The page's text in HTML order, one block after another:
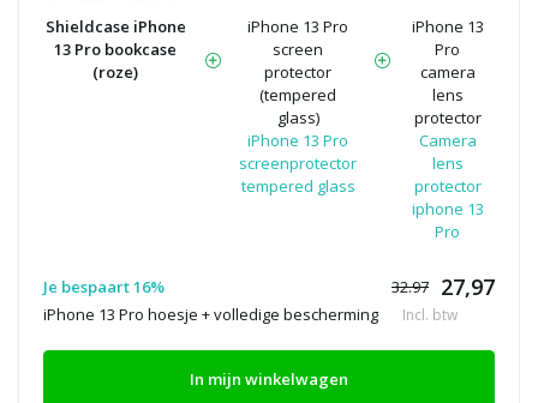
Shieldcase iPhone
13 Pro bookcase
(roze)
iPhone 13 Pro
screen
protector
(tempered
glass)
iPhone 13 Pro
screenprotector
tempered glass
iPhone 13
Pro
camera
lens
protector
Camera
lens
protector
iphone 13
Pro
Je bespaart 16% 32.97 27,97
iPhone 13 Pro hoesje + volledige bescherming Incl. btw
In mijn winkelwagen